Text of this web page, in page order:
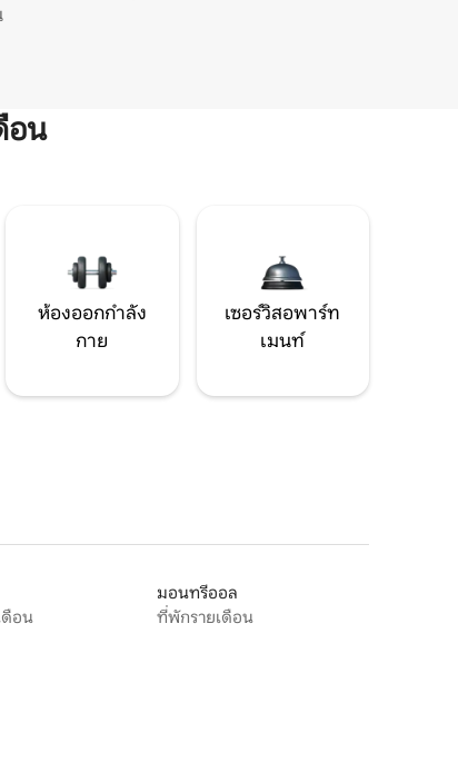
อน
ห้องออกกำลัง
กาย
เซอร์วิสอพาร์ท
เมนท์
ดือน
มอนทรีออล
ที่พักรายเดือน